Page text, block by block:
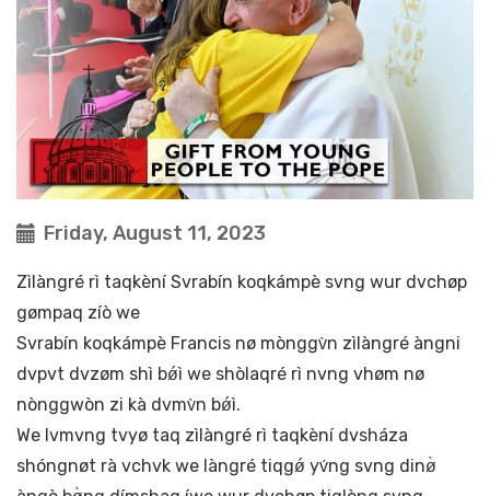
Friday, August 11, 2023
Zìlàngré rì taqkèní Svrabín koqkámpè svng wur dvchøp
gømpaq zíò we
Svrabín koqkámpè Francis nø mònggv̀n zìlàngré àngni
dvpvt dvzøm shì bǿì we shòlaqré rì nvng vhøm nø
nònggwòn zi kà dvmv̀n bǿì.
We lvmvng tvyø taq zìlàngré rì taqkèní dvsháza
shóngnøt rà vchvk we làngré tiqgǿ yv́ng svng dinø̀